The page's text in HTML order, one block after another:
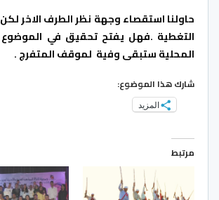
حاولنا استقصاء وجهة نظر الطرف الاخر
التغطية .فهل يفتح تحقيق في الموضوع
المحلية ستبقى وفية لموقف المتفرج .
شارك هذا الموضوع:
المزيد
مرتبط